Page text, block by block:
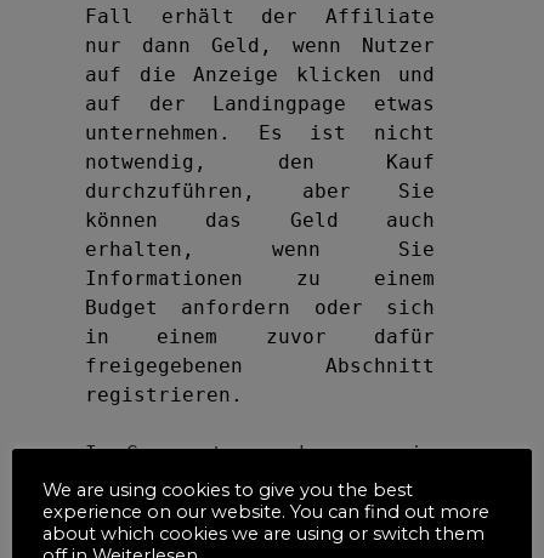
Fall erhält der Affiliate
nur dann Geld, wenn Nutzer
auf die Anzeige klicken und
auf der Landingpage etwas
unternehmen. Es ist nicht
notwendig, den Kauf
durchzuführen, aber Sie
können das Geld auch
erhalten, wenn Sie
Informationen zu einem
Budget anfordern oder sich
in einem zuvor dafür
freigegebenen Abschnitt
registrieren.
Im Gegensatz zu dem, was im
vorherigen Fall passiert
ist, ist es wichtig, die
Beschreibung jedes Produkts
We are using cookies to give you the best
experience on our website. You can find out more
about which cookies we are using or switch them